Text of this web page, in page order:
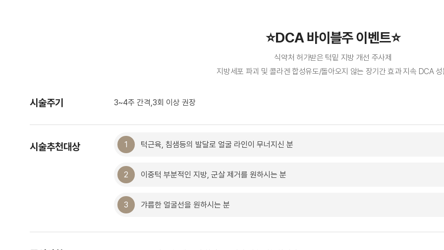
⭐DCA 바이블주 이벤트⭐
식약처 허가받은 턱밑 지방 개선 주사제
지방세포 파괴 및 콜라겐 합성유도/돌아오지 않는 장기간 효과 지속 DCA
시술주기 3~4주 간격,3회 이상 권장
시술추천대상 1 턱근육, 침샘등의 발달로 얼굴 라인이 무너지신 분
2 이중턱 부분적인 지방, 군살 제거를 원하시는 분
3 갸름한 얼굴선을 원하시는 분